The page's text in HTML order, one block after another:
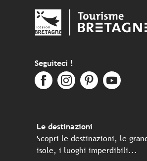
Seguiteci !
Le destinazioni
Scopri le destinazioni, le
isole, i luoghi imperdibili...